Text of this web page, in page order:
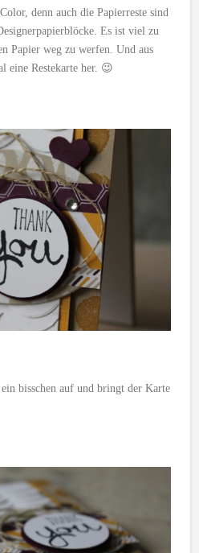
denn auch die Papierreste sind
Es ist viel zu
Papier weg zu werfen. Und aus
eine Restekarte her. 😉
bisschen auf und bringt der Karte